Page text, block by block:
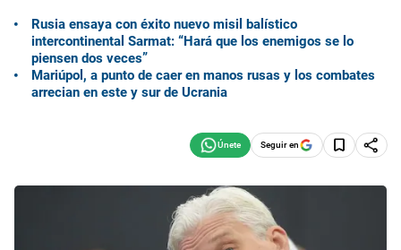
Rusia ensaya con éxito nuevo misil balístico
intercontinental Sarmat: “Hará que los enemigos se lo
piensen dos veces”
Mariúpol, a punto de caer en manos rusas y los combates
arrecian en este y sur de Ucrania
Seguir en